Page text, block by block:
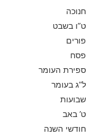
חנוכה
ט”ו בשבט
פורים
פסח
ספירת העומר
ל”ג בעומר
שבועות
ט’ באב
חודשי השנה